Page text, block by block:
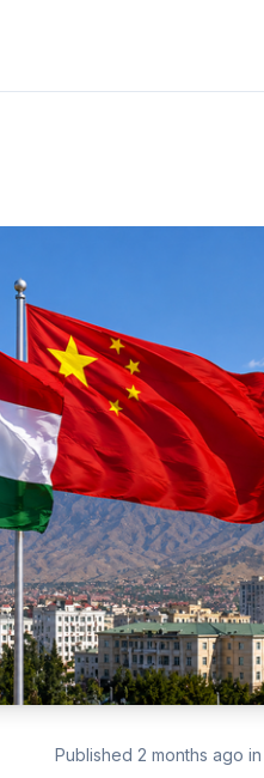
Published 2 months ago in